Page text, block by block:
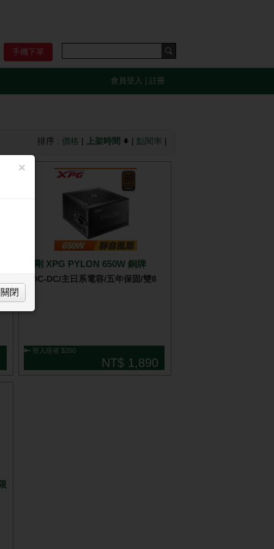
手機下單
會員登入 註冊
排序 : 價格 | 上架時間 | 點閱率 |
威剛 XPG PYLON 650W 銅牌
DC-DC/主日系電容/五年保固/雙8
🔑 登入現省 $200
NT$ 1,890
×
關閉